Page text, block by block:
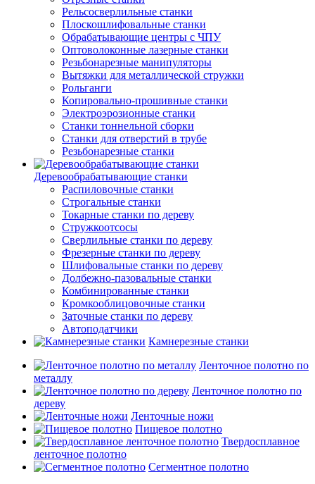
Рельсосверлильные станки
Плоскошлифовальные станки
Обрабатывающие центры с ЧПУ
Оптоволоконные лазерные станки
Резьбонарезные манипуляторы
Вытяжки для металлической стружки
Рольганги
Копировально-прошивные станки
Электроэрозионные станки
Станки тоннельной сборки
Станки для отверстий в трубе
Резьбонарезные станки
Деревообрабатывающие станки
Распиловочные станки
Строгальные станки
Токарные станки по дереву
Стружкоотсосы
Сверлильные станки по дереву
Фрезерные станки по дереву
Шлифовальные станки по дереву
Долбежно-пазовальные станки
Комбинированные станки
Кромкооблицовочные станки
Заточные станки по дереву
Автоподатчики
Камнерезные станки
Ленточное полотно по
металлу
Ленточное полотно по
дереву
Ленточные ножи
Пищевое полотно
Твердосплавное
ленточное полотно
Сегментное полотно